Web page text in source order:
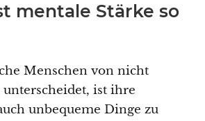
mentale Stärke so
Menschen von nicht
ist ihre
unbequeme Dinge zu